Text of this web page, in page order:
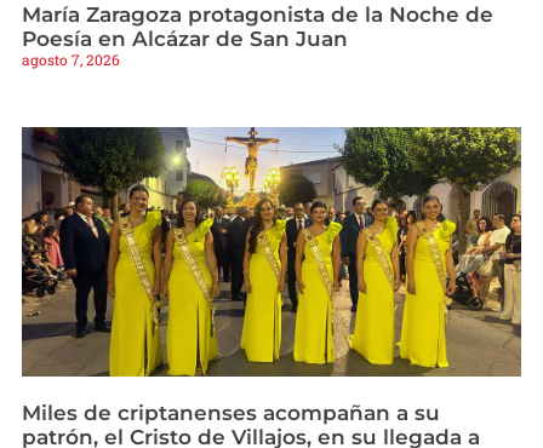
María Zaragoza protagonista de la Noche de
Poesía en Alcázar de San Juan
agosto 7, 2026
Miles de criptanenses acompañan a su
patrón, el Cristo de Villajos, en su llegada a